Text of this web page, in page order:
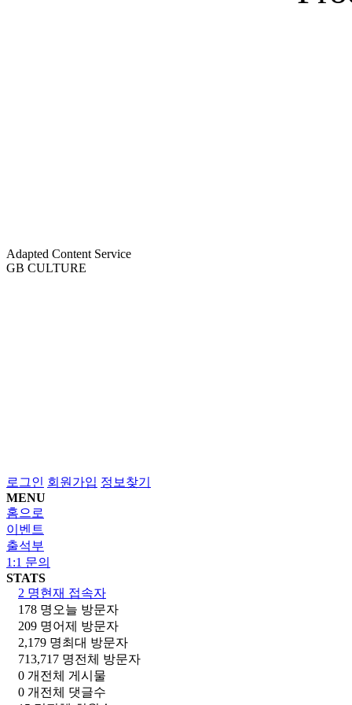
Adapted Content Service
GB CULTURE
로그인 회원가입 정보찾기
MENU
홈으로
이벤트
출석부
1:1 문의
STATS
2 명현재 접속자
178 명 오늘 방문자
209 명어제 방문자
2,179 명최대 방문자
713,717 명전체 방문자
0 개 전체 게시물
0 개 전체 댓글수